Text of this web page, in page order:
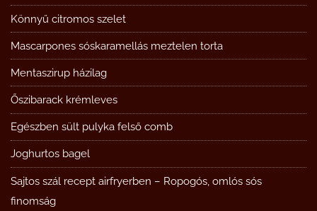
Könnyű citromos szelet
Mascarpones sóskaramellás meztelen torta
Mentaszirup házilag
Őszibarack krémleves
Egészben sült pulyka felső comb
Joghurtos bagel
Sajtos szál recept airfryerben – Ropogós, omlós sós
finomság